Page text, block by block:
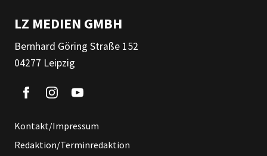
LZ MEDIEN GMBH
Bernhard Göring Straße 152
04277 Leipzig
Kontakt/Impressum
Redaktion/Terminredaktion